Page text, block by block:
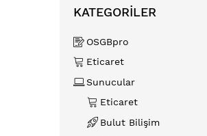
KATEGORILER
OSGBpro
Eticaret
Sunucular
Eticaret
Bulut Bilişim